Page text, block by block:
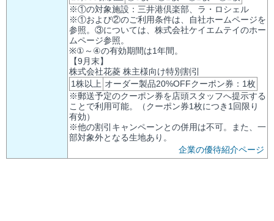
※①の対象施設：三井港倶楽部、ラ・ロシェル
※①および②のご利用条件は、自社ホームページを
参照。③については、株式会社ケイエムテイのホー
ムページ参照。
※①～④の有効期間は1年間。
【9月末】
株式会社花菱 株主様向け特別割引
1株以上 オーダー製品20%OFFクーポン券：1枚
※郵送予定のクーポン券を店頭スタッフへ提示する
ことで利用可能。（クーポン券1枚につき1回限り
有効）
※他の割引キャンペーンとの併用は不可。また、一
部対象外となる生地あり。
企業の優待紹介ページ